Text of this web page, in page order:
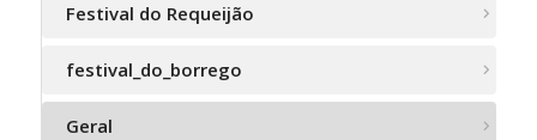
Festival do Requeijão
festival_do_borrego
Geral